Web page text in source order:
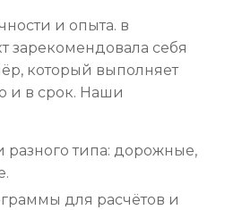
и опыта. в
себя
который выполняет
и в срок. Наши
разного типа: дорожные,
для расчётов и